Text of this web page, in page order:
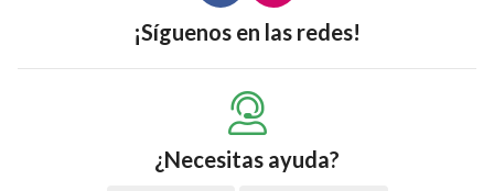
¡Síguenos en las redes!
¿Necesitas ayuda?